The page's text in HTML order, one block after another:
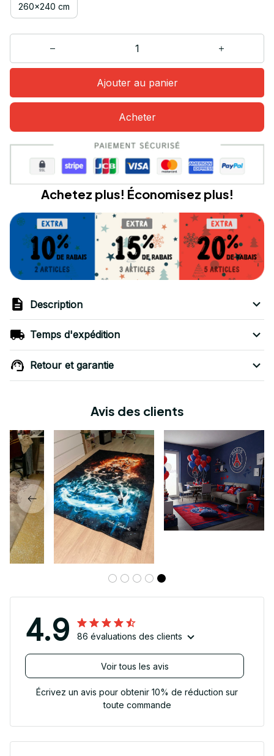
260x240 cm
Ajouter au panier
Acheter
Achetez plus! Économisez plus!
Description
Temps d'expédition
Retour et garantie
Avis des clients
4.9 86 évaluations des clients
Voir tous les avis
Écrivez un avis pour obtenir 10% de réduction sur
toute commande